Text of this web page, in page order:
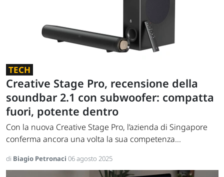
TECH
Creative Stage Pro, recensione della
soundbar 2.1 con subwoofer: compatta
fuori, potente dentro
Con la nuova Creative Stage Pro, l’azienda di Singapore
conferma ancora una volta la sua competenza...
di Biagio Petronaci 06 agosto 2025